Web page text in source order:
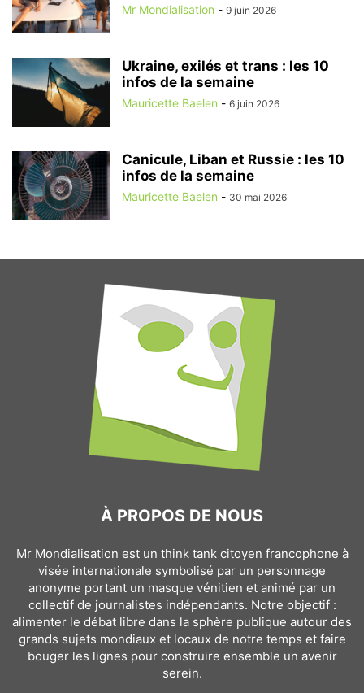
Mr Mondialisation - 9 juin 2026
Ukraine, exilés et trans : les 10
infos de la semaine
Mauricette Baelen - 6 juin 2026
Canicule, Liban et Russie : les 10
infos de la semaine
Mauricette Baelen - 30 mai 2026
À PROPOS DE NOUS
Mr Mondialisation est un think tank citoyen francophone à
visée internationale symbolisé par un personnage
anonyme portant un masque vénitien et animé par un
collectif de journalistes indépendants. Notre objectif :
alimenter le débat libre dans la sphère publique autour des
grands sujets mondiaux et locaux de notre temps et faire
bouger les lignes pour construire ensemble un avenir
serein.